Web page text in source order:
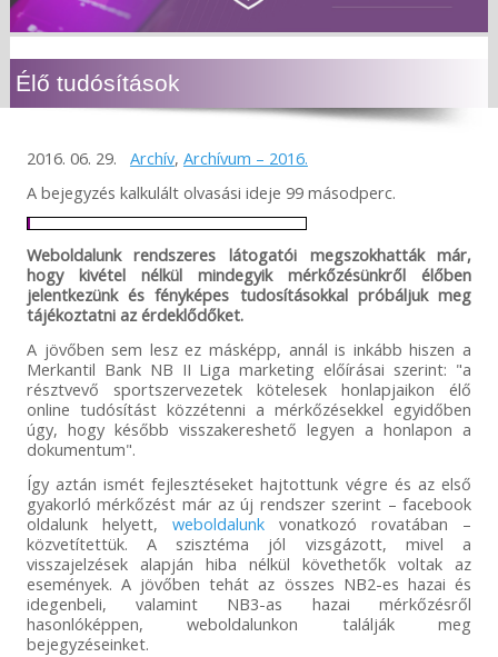
Élő tudósítások
2016. 06. 29. Archív, Archívum – 2016.
A bejegyzés kalkulált olvasási ideje 99 másodperc.
Weboldalunk rendszeres látogatói megszokhatták már,
hogy kivétel nélkül mindegyik mérkőzésünkről élőben
jelentkezünk és fényképes tudosításokkal próbáljuk meg
tájékoztatni az érdeklődőket.
A jövőben sem lesz ez másképp, annál is inkább hiszen a
Merkantil Bank NB II Liga marketing előírásai szerint: "a
résztvevő sportszervezetek kötelesek honlapjaikon élő
online tudósítást közzétenni a mérkőzésekkel egyidőben
úgy, hogy később visszakereshető legyen a honlapon a
dokumentum".
Így aztán ismét fejlesztéseket hajtottunk végre és az első
gyakorló mérkőzést már az új rendszer szerint – facebook
oldalunk helyett, weboldalunkvonatkozó rovatában –
közvetítettük. A szisztéma jól vizsgázott, mivel a
visszajelzések alapján hiba nélkül követhetők voltak az
események. A jövőben tehát az összes NB2-es hazai és
idegenbeli, valamint NB3-as hazai mérkőzésről
hasonlóképpen, weboldalunkon találják meg
bejegyzéseinket.